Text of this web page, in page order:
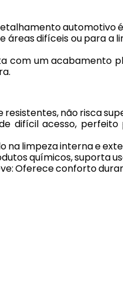
automotivo
áreas difíceis ou para a
com um acabamento
resistentes, não risca
difícil acesso,
na limpeza interna e
químicos, suporta
Oferece conforto